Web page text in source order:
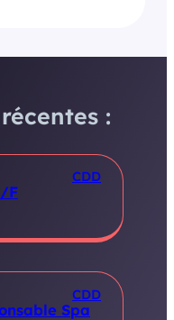
:
CDD
F
CDD
Spa